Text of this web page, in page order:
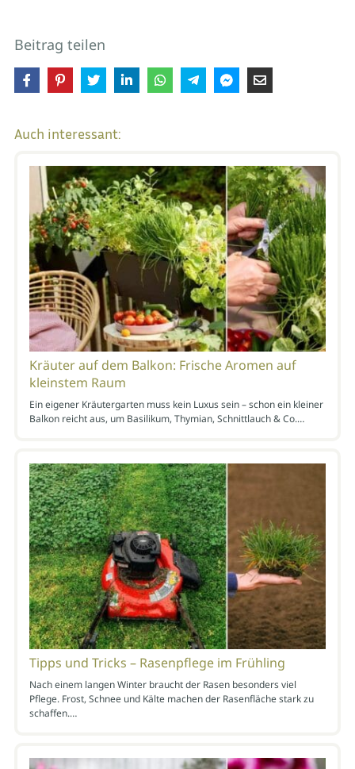
Beitrag teilen
Auch interessant:
Kräuter auf dem Balkon: Frische Aromen auf
kleinstem Raum
Ein eigener Kräutergarten muss kein Luxus sein – schon ein kleiner
Balkon reicht aus, um Basilikum, Thymian, Schnittlauch & Co.…
Tipps und Tricks – Rasenpflege im Frühling
Nach einem langen Winter braucht der Rasen besonders viel
Pflege. Frost, Schnee und Kälte machen der Rasenfläche stark zu
schaffen.…